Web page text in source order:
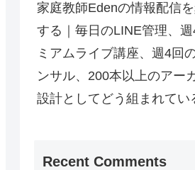
家庭教師Edenの情報配信
する｜毎日のLINE管理、
ミアムライブ講座、週4回
ンサル、200本以上のアー
設計としてどう組まれてい
Recent Comments